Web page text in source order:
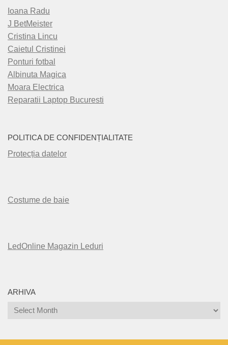
Ioana Radu
J BetMeister
Cristina Lincu
Caietul Cristinei
Ponturi fotbal
Albinuta Magica
Moara Electrica
Reparatii Laptop Bucuresti
POLITICA DE CONFIDENȚIALITATE
Protecția datelor
Costume de baie
LedOnline Magazin Leduri
ARHIVA
Arhiva